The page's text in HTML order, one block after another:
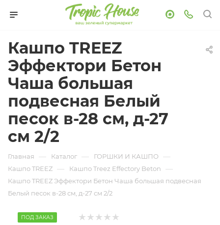
Кашпо TREEZ
Эффектори Бетон
Чаша большая
подвесная Белый
песок в-28 см, д-27
см 2/2
Главная — Каталог — ГОРШКИ И КАШПО —
Кашпо TREEZ — Кашпо Treez Effectory Beton —
Кашпо TREEZ Эффектори Бетон Чаша большая подвесная
Белый песок в-28 см, д-27 см 2/2
ПОД ЗАКАЗ